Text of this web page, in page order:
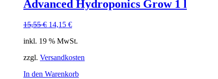
Advanced Hydroponics Grow 1 l
15,55€ Ursprünglicher
war:
14,15 €Aktueller
ist:
inkl. 19 % MwSt.
zzgl. Versandkosten
In den Warenkorb